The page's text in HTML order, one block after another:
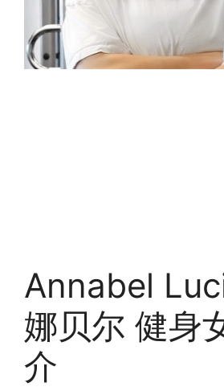
Annabel
娜贝尔 健身
介